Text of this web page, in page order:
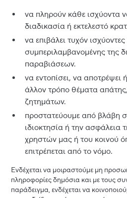
να πληρούν κάθε ισχύοντα
διαδικασία ή εκτελεστό
να επιβάλει τυχόν
συμπεριλαμβανομένης της
παραβιάσεων.
να εντοπίσει, να αποτρέψει
άλλον τρόπο θέματα
ζητημάτων.
προστατεύουμε από βλάβη
ιδιοκτησία ή την ασφάλεια
χρηστών μας ή του κοινού
επιτρέπεται από το νόμο.
Ενδέχεται να μοιραστούμε μη
πληροφορίες δημόσια και με τους
παράδειγμα, ενδέχεται να